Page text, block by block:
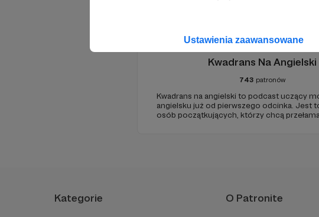
Ustawienia zaawansowane
Kwadrans Na Angielski
743 patronów
Kwadrans na angielski to podcast uczący
angielsku już od pierwszego odcinka. Jest
osób początkujących, którzy chcą
Kategorie O Patronite